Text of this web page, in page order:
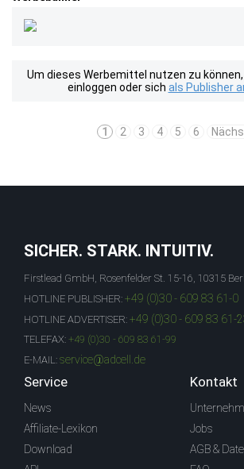
Um dieses Werbemittel nutzen zu
einloggen oder sich als Publisher
1 2 3 4 5 6
SICHER. STARK. INTUITIV.
Firstlead GmbH, Rosenfelder St. 15-16, 10315
HOTLINE PUBLISHER: +49 (0)30 - 609 83 61-0
HOTLINE ADVERTISER: +49 (0)30 - 609 83 61-
TELEFAX: +49 (0)30 - 609 83 61-99
E-MAIL: service@adcell.de
Service
News
Affiliate-Lexikon
Download
Kontakt
Jobs
AGB &